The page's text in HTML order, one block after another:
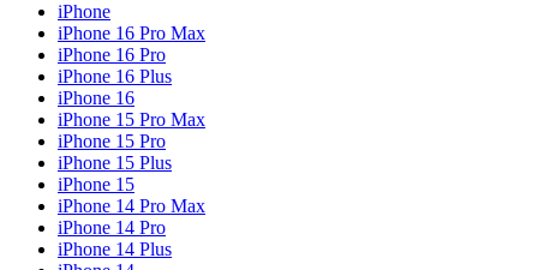
iPhone
iPhone 16 Pro Max
iPhone 16 Pro
iPhone 16 Plus
iPhone 16
iPhone 15 Pro Max
iPhone 15 Pro
iPhone 15 Plus
iPhone 15
iPhone 14 Pro Max
iPhone 14 Pro
iPhone 14 Plus